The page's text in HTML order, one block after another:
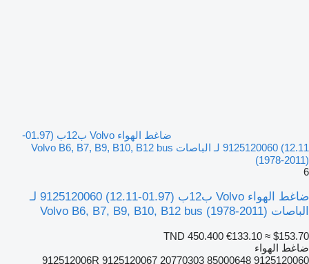
ضاغط الهواء Volvo ب12ب (01.97-
12.11) 9125120060 لـ الباصات Volvo B6, B7, B9, B10, B12 bus
(1978-2011)
6
ضاغط الهواء Volvo ب12ب (01.97-12.11) 9125120060 لـ
الباصات Volvo B6, B7, B9, B10, B12 bus (1978-2011)
TND 450.400 €133.10 ≈ $153.70
ضاغط الهواء
9125120060 912512006R 9125120067 20770303 85000648